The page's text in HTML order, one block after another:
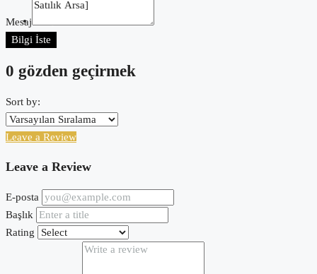
Mesaj
Bilgi İste
0 gözden geçirmek
Sort by:
Leave a Review
Leave a Review
E-posta
Başlık
Rating